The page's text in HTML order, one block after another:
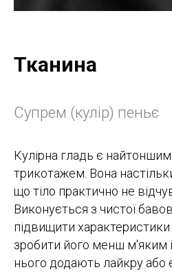
Тканина
Супрем (кулір) пеньє
Кулірна гладь є
трикотажем. Вона
що тіло практично не
Виконується з чистої
підвищити характеристики
зробити його менш м'яким
нього додають лайкру або